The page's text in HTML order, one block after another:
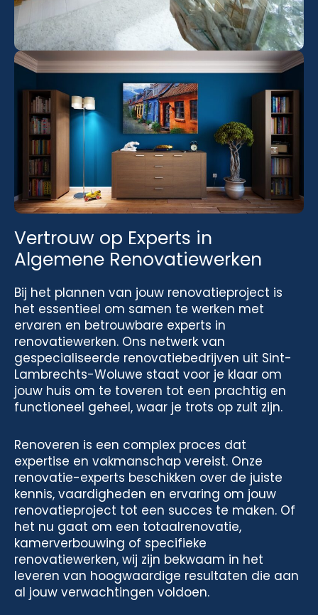
Vertrouw op Experts in
Algemene Renovatiewerken
Bij het plannen van jouw renovatieproject is
het essentieel om samen te werken met
ervaren en betrouwbare experts in
renovatiewerken. Ons netwerk van
gespecialiseerde renovatiebedrijven uit Sint-
Lambrechts-Woluwe staat voor je klaar om
jouw huis om te toveren tot een prachtig en
functioneel geheel, waar je trots op zult zijn.
Renoveren is een complex proces dat
expertise en vakmanschap vereist. Onze
renovatie-experts beschikken over de juiste
kennis, vaardigheden en ervaring om jouw
renovatieproject tot een succes te maken. Of
het nu gaat om een totaalrenovatie,
kamerverbouwing of specifieke
renovatiewerken, wij zijn bekwaam in het
leveren van hoogwaardige resultaten die aan
al jouw verwachtingen voldoen.